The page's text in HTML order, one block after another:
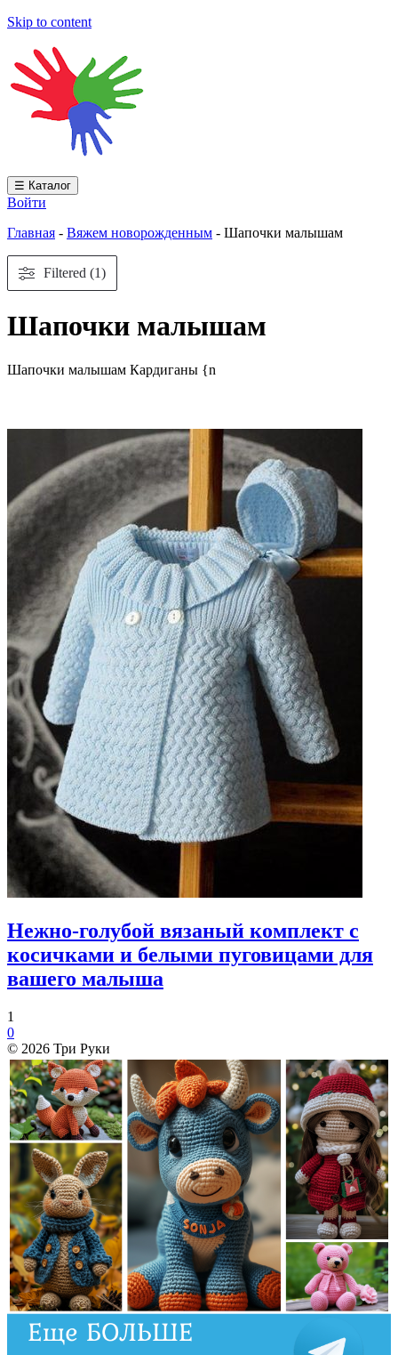
Skip to content
☰ Каталог
Войти
Главная - Вяжем новорожденным - Шапочки малышам
Filtered (1)
Шапочки малышам
Шапочки малышам Кардиганы {n
Нежно-голубой вязаный комплект с
косичками и белыми пуговицами для
вашего малыша
1
0
© 2026 Три Руки